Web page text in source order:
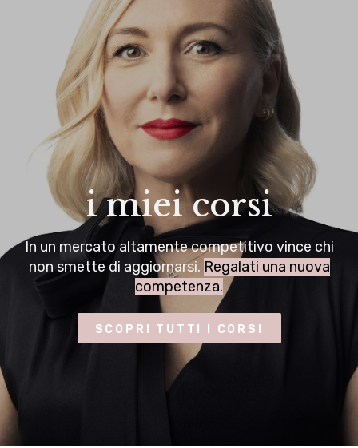
i miei corsi
In un mercato altamente competitivo vince chi
non smette di aggiornarsi. Regalati una nuova
competenza.
SCOPRI TUTTI I CORSI